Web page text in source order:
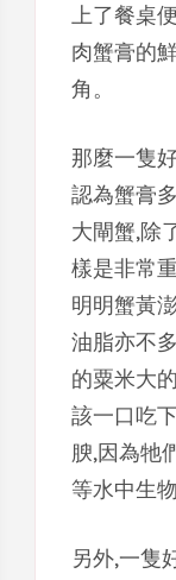
上了餐桌
肉蟹膏的
角。
那麼一隻
認為蟹膏
大閘蟹,除
樣是非常
明明蟹黃
油脂亦不
的粟米大
該一口吃
腴,因為牠
等水中生
另外,一隻